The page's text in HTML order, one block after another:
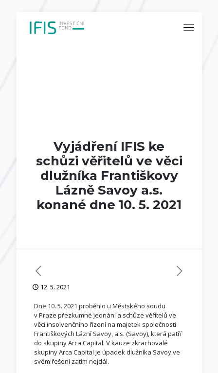
Vyjádření IFIS ke
schůzi věřitelů ve věci
dlužníka Františkovy
Lázně Savoy a.s.
konané dne 10. 5. 2021
12. 5. 2021
Dne 10. 5. 2021 proběhlo u Městského soudu
v Praze přezkumné jednání a schůze věřitelů ve
věci insolvenčního řízení na majetek společnosti
Františkových Lázní Savoy, a.s. (Savoy), která patří
do skupiny Arca Capital. V kauze zkrachovalé
skupiny Arca Capital je úpadek dlužníka Savoy ve
svém řešení zatím nejdál.